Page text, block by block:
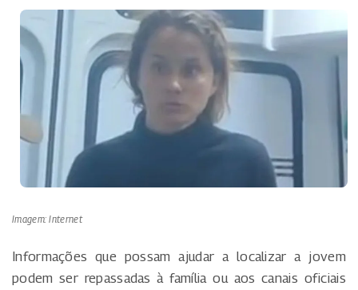
Imagem: Internet
Informações que possam ajudar a localizar a jovem
podem ser repassadas à família ou aos canais oficiais